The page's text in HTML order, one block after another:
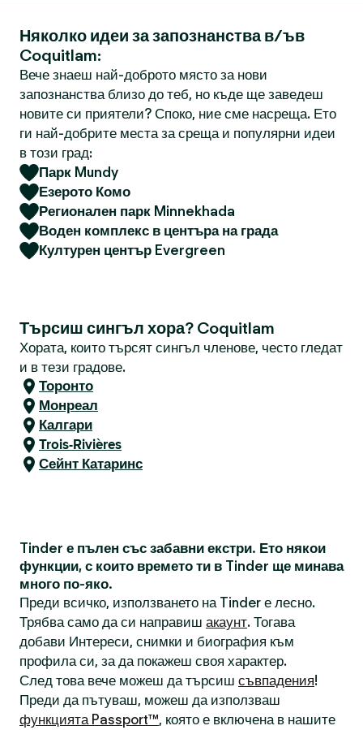
Няколко идеи за запознанства в/ъв
Coquitlam:
Вече знаеш най-доброто място за нови
запознанства близо до теб, но къде ще заведеш
новите си приятели? Споко, ние сме насреща. Ето
ги най-добрите места за среща и популярни идеи
в този град:
Парк Mundy
Езерото Комо
Регионален парк Minnekhada
Воден комплекс в центъра на града
Културен център Evergreen
Търсиш сингъл хора? Coquitlam
Хората, които търсят сингъл членове, често гледат
и в тези градове.
Торонто
Монреал
Калгари
Trois-Rivières
Сейнт Катаринс
Tinder е пълен със забавни екстри. Ето някои
функции, с които времето ти в Tinder ще минава
много по-яко.
Преди всичко, използването на Tinder е лесно.
Трябва само да си направиш акаунт. Тогава
добави Интереси, снимки и биография към
профила си, за да покажеш своя характер.
След това вече можеш да търсиш съвпадения!
Преди да пътуваш, можеш да използваш
функцията Passport™, която е включена в нашите